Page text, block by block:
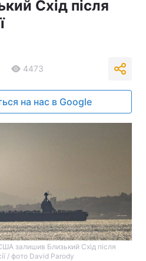
Схід після
4473
на нас в Google
залишив Близький Схід після
/ фото David Parody